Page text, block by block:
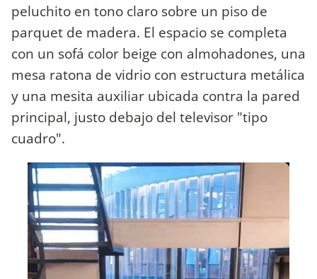
peluchito en tono claro sobre un piso de
parquet de madera. El espacio se completa
con un sofá color beige con almohadones, una
mesa ratona de vidrio con estructura metálica
y una mesita auxiliar ubicada contra la pared
principal, justo debajo del televisor "tipo
cuadro".